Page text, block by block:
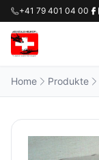
+41 79 401 04 00
Home Produkte